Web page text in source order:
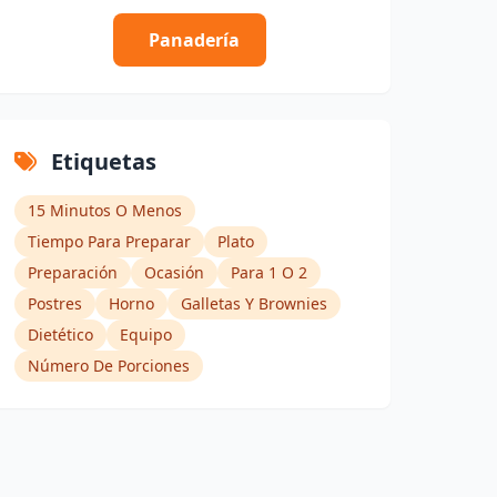
Panadería
Etiquetas
15 Minutos O Menos
Tiempo Para Preparar
Plato
Preparación
Ocasión
Para 1 O 2
Postres
Horno
Galletas Y Brownies
Dietético
Equipo
Número De Porciones